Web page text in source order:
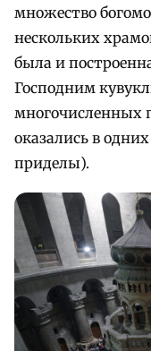
множество
нескольких
была и
Господним
многочисленных
оказались в
приделы).